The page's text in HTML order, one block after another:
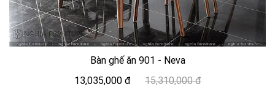
Bàn ghế ăn 901 - Neva
13,035,000 đ
15,310,000 đ